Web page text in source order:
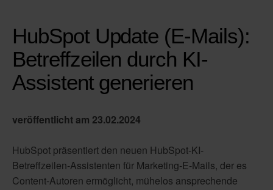
HubSpot Update (E-Mails):
Betreffzeilen durch KI-
Assistent generieren
veröffentlicht am 23.02.2024
HubSpot präsentiert den neuen HubSpot-KI-
Betreffzeilen-Assistenten für Marketing-E-Mails, der es
Content-Autoren ermöglicht, mühelos ansprechende